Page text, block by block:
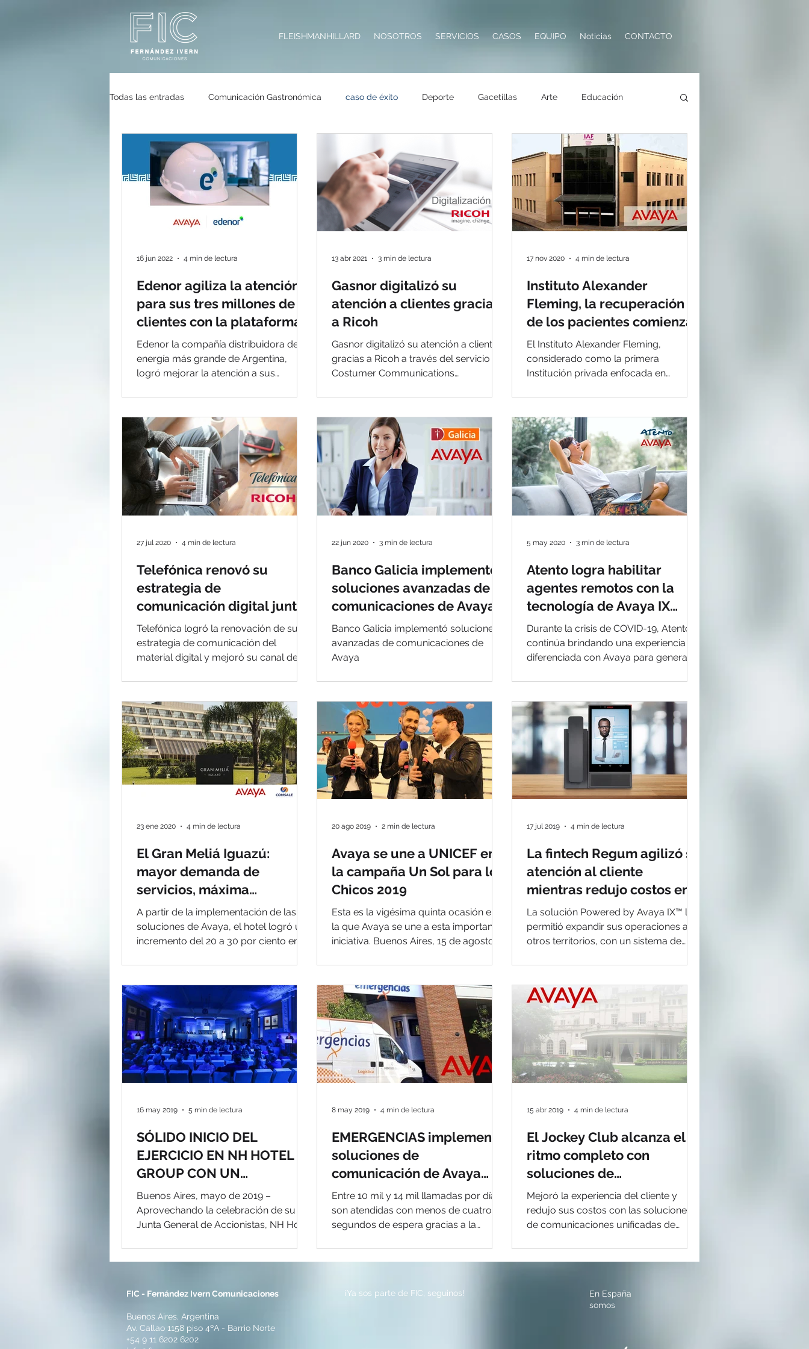
FLEISHMANHILLARD NOSOTROS SERVICIOS CASOS EQUIPO Noticias CONTACTO
Todas las entradas Comunicación Gastronómica caso de éxito Deporte Gacetillas Arte Educación
Gastronomía Ecología Impresoras Tecnología Turismo
Eventos FleishmanHillard Premios RSE Metaverso
Edenor agiliza la atención
para sus tres millones de
clientes con la plataforma
Avaya OneCloud CCaaS
Edenor la compañía distribuidora de
energía más grande de Argentina,
logró mejorar la atención a sus
16 jun 2022 4 min de lectura
Gasnor digitalizó su
atención a clientes gracias
a Ricoh
Gasnor digitalizó su atención a clientes
gracias a Ricoh a través del servicio de
Costumer Communications
13 abr 2021 3 min de lectura
Instituto Alexander
Fleming, la recuperación
de los pacientes comienza
desde la primera llamada
El Instituto Alexander Fleming,
considerado como la primera
Institución privada enfocada en
17 nov 2020 4 min de lectura
Telefónica renovó su
estrategia de
comunicación digital junto
con Ricoh
Telefónica logró la renovación de su
estrategia de comunicación del
material digital y mejoró su canal de
27 jul 2020 4 min de lectura
Banco Galicia implementó
soluciones avanzadas de
comunicaciones de Avaya
Banco Galicia implementó soluciones
avanzadas de comunicaciones de
Avaya
22 jun 2020 3 min de lectura
Atento logra habilitar
agentes remotos con la
tecnología de Avaya IX
Contact Center
Durante la crisis de COVID-19, Atento
continúa brindando una experiencia
diferenciada con Avaya para generar
5 may 2020 3 min de lectura
El Gran Meliá Iguazú:
mayor demanda de
servicios, máxima
efectividad y reducción de
costos con soluc
A partir de la implementación de las
soluciones de Avaya, el hotel logró un
incremento del 20 a 30 por ciento en la
23 ene 2020 4 min de lectura
Avaya se une a UNICEF en
la campaña Un Sol para los
Chicos 2019
Esta es la vigésima quinta ocasión en
la que Avaya se une a esta importante
iniciativa. Buenos Aires, 15 de agosto
20 ago 2019 2 min de lectura
La fintech Regum agilizó su
atención al cliente
mientras redujo costos en
comunicaciones con las sol
La solución Powered by Avaya IX™ le
permitió expandir sus operaciones a
otros territorios, con un sistema de
17 jul 2019 4 min de lectura
SÓLIDO INICIO DEL
EJERCICIO EN NH HOTEL
GROUP CON UN
INCREMENTO DEL 3,7 EN
INGRESOS Y DEL 33% EN
EBI
Buenos Aires, mayo de 2019 –
Aprovechando la celebración de su
Junta General de Accionistas, NH Hotel
16 may 2019 5 min de lectura
EMERGENCIAS implementa
soluciones de
comunicación de Avaya
para ayudar a salvar más
vidas
Entre 10 mil y 14 mil llamadas por día
son atendidas con menos de cuatro
segundos de espera gracias a la
8 may 2019 4 min de lectura
El Jockey Club alcanza el
ritmo completo con
soluciones de
comunicación de Avaya
Mejoró la experiencia del cliente y
redujo sus costos con las soluciones
de comunicaciones unificadas de
15 abr 2019 4 min de lectura
FIC - Fernández Ivern Comunicaciones
Buenos Aires, Argentina
Av. Callao 1158 piso 4ºA - Barrio Norte
+54 9 11 6202 6202
¡Ya sos parte de FIC, seguinos!
En España
somos